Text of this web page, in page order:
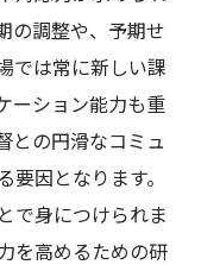
の調整や、予期せ
では常に新しい課
ーション能力も重
との円滑なコミュ
因となります。
で身につけられま
を高めるための研